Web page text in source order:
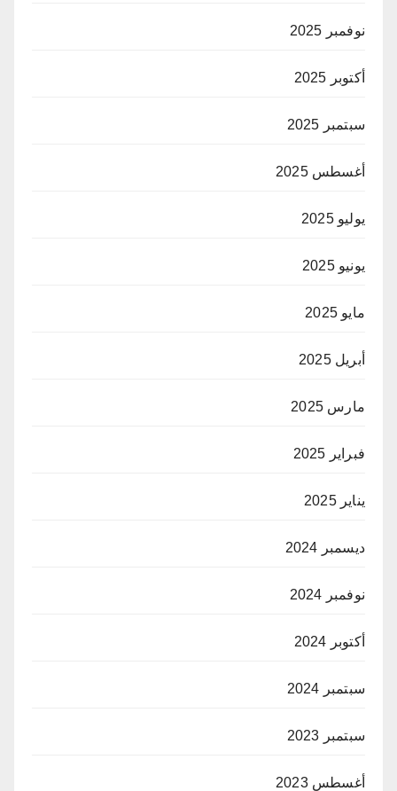
نوفمبر 2025
أكتوبر 2025
سبتمبر 2025
أغسطس 2025
يوليو 2025
يونيو 2025
مايو 2025
أبريل 2025
مارس 2025
فبراير 2025
يناير 2025
ديسمبر 2024
نوفمبر 2024
أكتوبر 2024
سبتمبر 2024
سبتمبر 2023
أغسطس 2023